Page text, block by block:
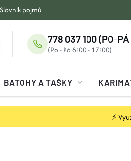
⚡
Slovník pojmů
778 037 100 (PO-
BATOHY A TAŠKY